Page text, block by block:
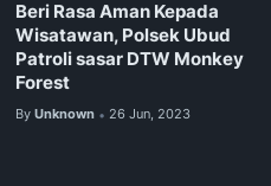
Beri Rasa Aman Kepada
Wisatawan, Polsek Ubud
Patroli sasar DTW Monkey
Forest
By Unknown • 26 Jun, 2023